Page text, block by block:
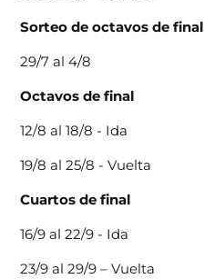
Sorteo de octavos de final
29/7 al 4/8
Octavos de final
12/8 al 18/8 - Ida
19/8 al 25/8 - Vuelta
Cuartos de final
16/9 al 22/9 - Ida
23/9 al 29/9 – Vuelta